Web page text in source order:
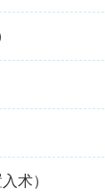
术）